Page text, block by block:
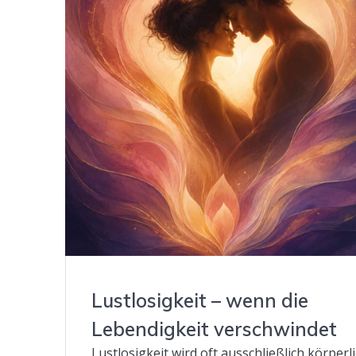
Lustlosigkeit – wenn die
Lebendigkeit verschwindet